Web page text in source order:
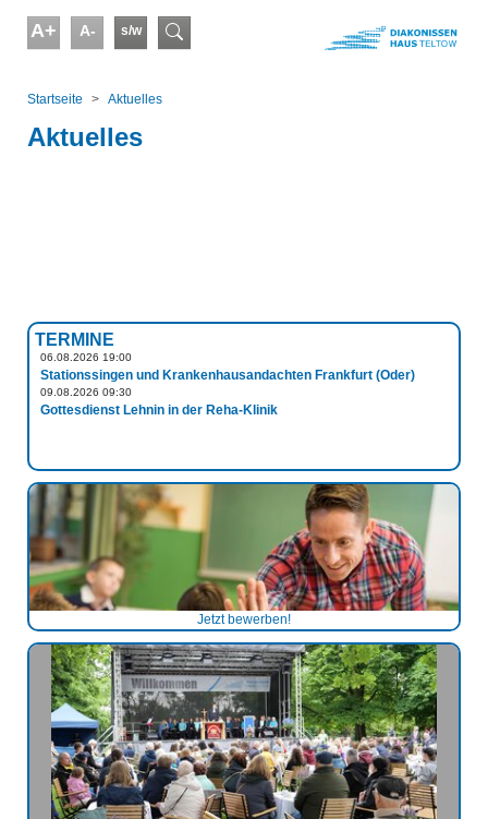
A+ A- s/w Suchformular
Startseite
Aktuelles
Aktuelles
TERMINE
06.08.2026 19:00
Stationssingen und Krankenhausandachten Frankfurt (Oder)
09.08.2026 09:30
Gottesdienst Lehnin in der Reha-Klinik
Jetzt bewerben!